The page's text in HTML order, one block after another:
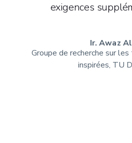
exigences
Ir. Awaz
Groupe de recherche sur
inspirées, TU